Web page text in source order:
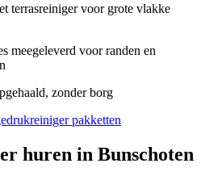
terrasreiniger voor grote vlakke
meegeleverd voor randen en
zonder borg
pakketten
huren in Bunschoten